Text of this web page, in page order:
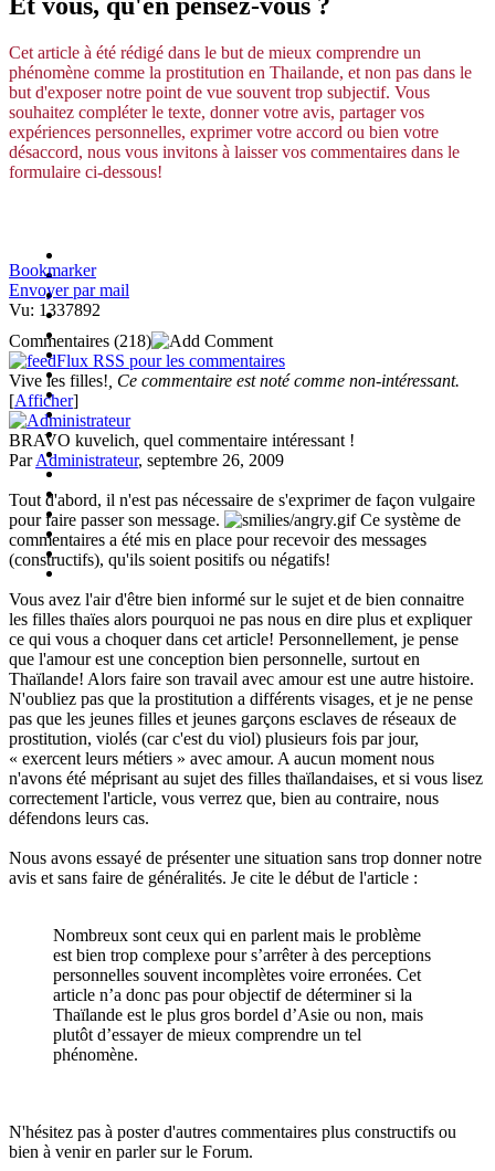
Cet article à été rédigé dans le but de mieux comprendre un
phénomène comme la prostitution en Thailande, et non pas dans le
but d'exposer notre point de vue souvent trop subjectif. Vous
souhaitez compléter le texte, donner votre avis, partager vos
expériences personnelles, exprimer votre accord ou bien votre
désaccord, nous vous invitons à laisser vos commentaires dans le
formulaire ci-dessous!
Bookmarker
Envoyer par mail
Vu: 1337892
Commentaires (218)
Flux RSS pour les commentaires
Vive les filles! , Ce commentaire est noté comme non-intéressant.
[Afficher]
BRAVO kuvelich, quel commentaire intéressant !
ParAdministrateur, septembre 26, 2009
Tout d'abord, il n'est pas nécessaire de s'exprimer de façon vulgaire
pour faire passer son message.
Ce système de
commentaires a été mis en place pour recevoir des messages
(constructifs), qu'ils soient positifs ou négatifs!
Vous avez l'air d'être bien informé sur le sujet et de bien connaitre
les filles thaïes alors pourquoi ne pas nous en dire plus et expliquer
ce qui vous a choquer dans cet article! Personnellement, je pense
que l'amour est une conception bien personnelle, surtout en
Thaïlande! Alors faire son travail avec amour est une autre histoire.
N'oubliez pas que la prostitution a différents visages, et je ne pense
pas que les jeunes filles et jeunes garçons esclaves de réseaux de
prostitution, violés (car c'est du viol) plusieurs fois par jour,
« exercent leurs métiers » avec amour. A aucun moment nous
n'avons été méprisant au sujet des filles thaïlandaises, et si vous lisez
correctement l'article, vous verrez que, bien au contraire, nous
défendons leurs cas.
Nous avons essayé de présenter une situation sans trop donner notre
avis et sans faire de généralités. Je cite le début de l'article :
Nombreux sont ceux qui en parlent mais le problème
est bien trop complexe pour s’arrêter à des perceptions
personnelles souvent incomplètes voire erronées. Cet
article n’a donc pas pour objectif de déterminer si la
Thaïlande est le plus gros bordel d’Asie ou non, mais
plutôt d’essayer de mieux comprendre un tel
phénomène.
N'hésitez pas à poster d'autres commentaires plus constructifs ou
bien à venir en parler sur le Forum.